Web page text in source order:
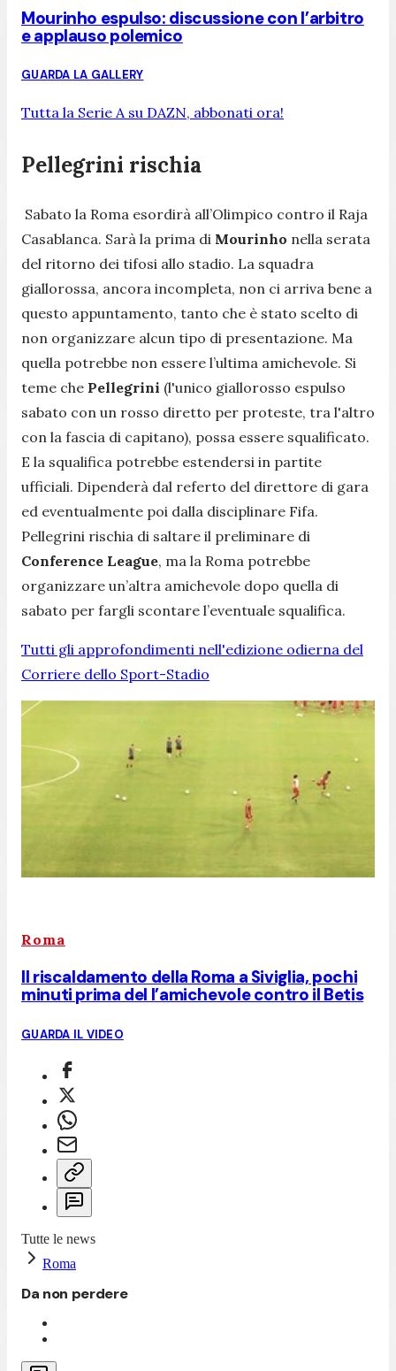
Mourinho espulso: discussione con l’arbitro
e applauso polemico
GUARDA LA GALLERY
Tutta la Serie A su DAZN, abbonati ora!
Pellegrini rischia
Sabato la Roma esordirà all’Olimpico contro il Raja
Casablanca. Sarà la prima di Mourinho nella serata
del ritorno dei tifosi allo stadio. La squadra
giallorossa, ancora incompleta, non ci arriva bene a
questo appuntamento, tanto che è stato scelto di
non organizzare alcun tipo di presentazione. Ma
quella potrebbe non essere l’ultima amichevole. Si
teme che Pellegrini (l'unico giallorosso espulso
sabato con un rosso diretto per proteste, tra l'altro
con la fascia di capitano), possa essere squalificato.
E la squalifica potrebbe estendersi in partite
ufficiali. Dipenderà dal referto del direttore di gara
ed eventualmente poi dalla disciplinare Fifa.
Pellegrini rischia di saltare il preliminare di
Conference League, ma la Roma potrebbe
organizzare un’altra amichevole dopo quella di
sabato per fargli scontare l’eventuale squalifica.
Tutti gli approfondimenti nell'edizione odierna del
Corriere dello Sport-Stadio
Roma
Il riscaldamento della Roma a Siviglia, pochi
minuti prima del l’amichevole contro il Betis
GUARDA IL VIDEO
Tutte le news
Roma
Da non perdere